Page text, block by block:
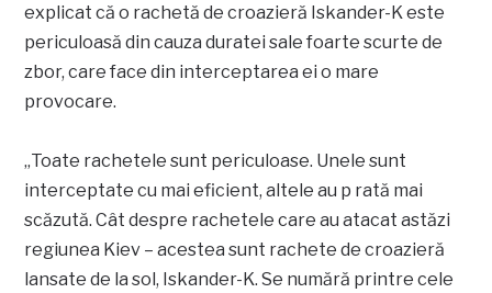
explicat că o rachetă de croazieră Iskander-K este
periculoasă din cauza duratei sale foarte scurte de
zbor, care face din interceptarea ei o mare
provocare.
„Toate rachetele sunt periculoase. Unele sunt
interceptate cu mai eficient, altele au p rată mai
scăzută. Cât despre rachetele care au atacat astăzi
regiunea Kiev – acestea sunt rachete de croazieră
lansate de la sol, Iskander-K. Se numără printre cele